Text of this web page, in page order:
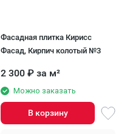
Фасадная плитка Кирисс
Фасад, Кирпич колотый №3
2 300 ₽ за м²
Можно заказать
В корзину